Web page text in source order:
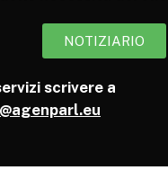
NOTIZIARIO
scrivere a